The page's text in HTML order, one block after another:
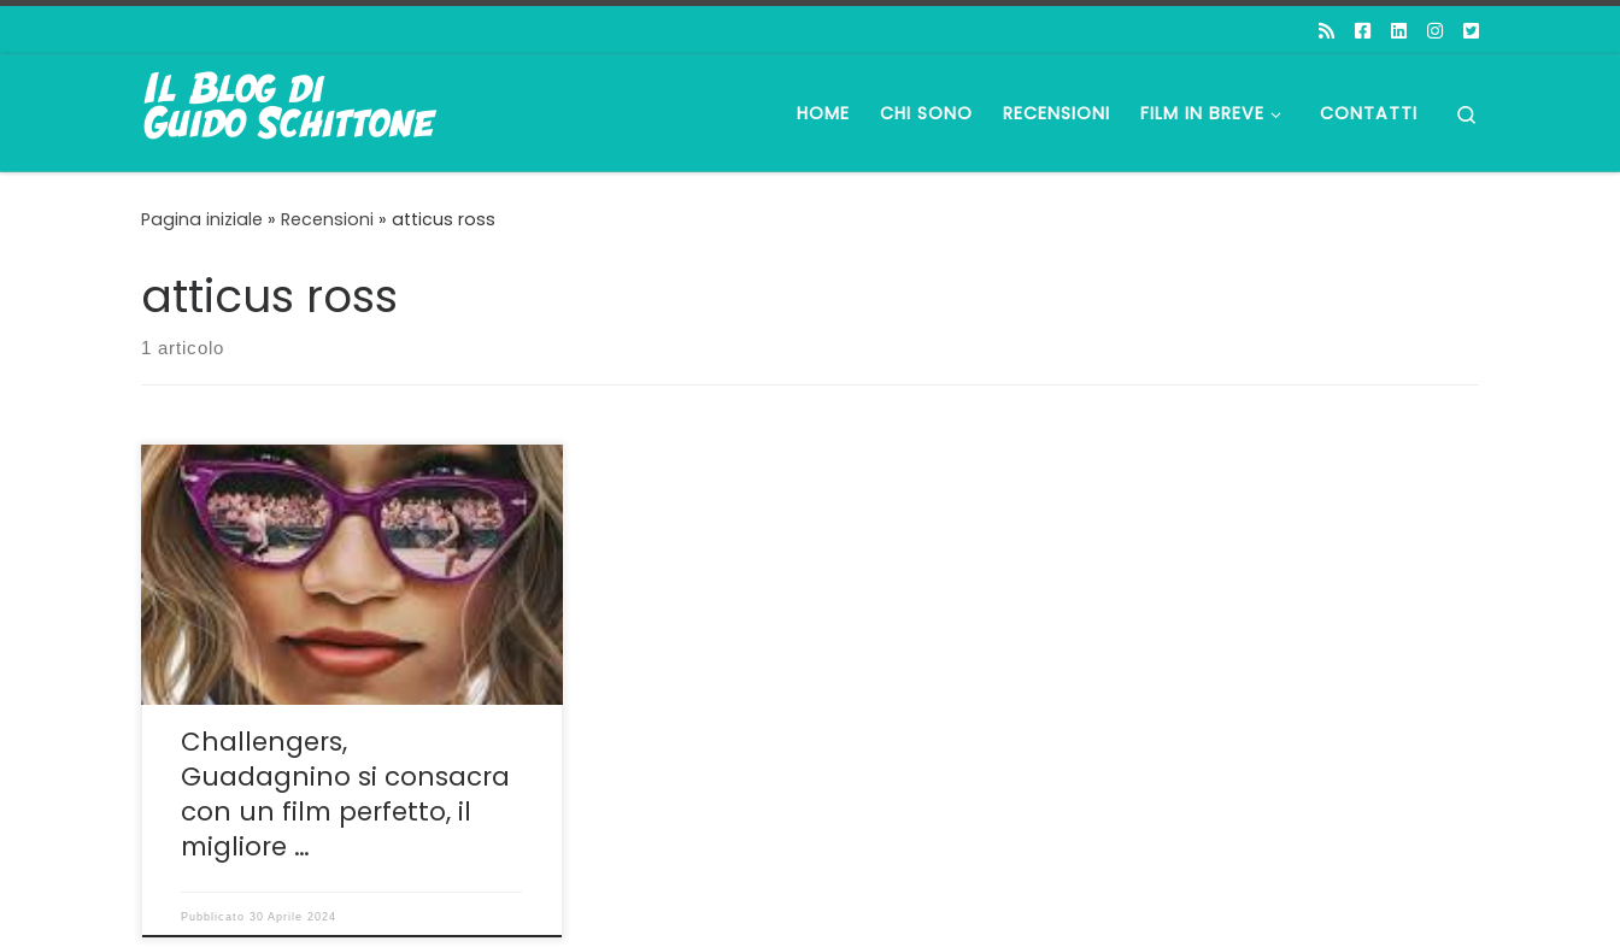
HOME CHI SONO RECENSIONI FILM IN BREVE CONTATTI
Pagina iniziale » Recensioni » atticus ross
atticus ross
1 articolo
Una gioia per la mente e per gli occhi
Challengers è il film che consacra in modo
definitivo Luca Guadagnino tra i grandi registi
italiani. Non c’è proprio nulla, infatti, in questa
sua ultima fatica che può essere contestato,
criticato. Tutto rasenta la perfezione, a cui
l’autore siciliano ci aveva […]
Challengers,
Guadagnino si consacra
con un film perfetto, il
migliore …
Pubblicato30 Aprile 2024